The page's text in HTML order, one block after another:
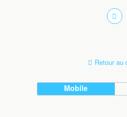
Retour au
Mobile